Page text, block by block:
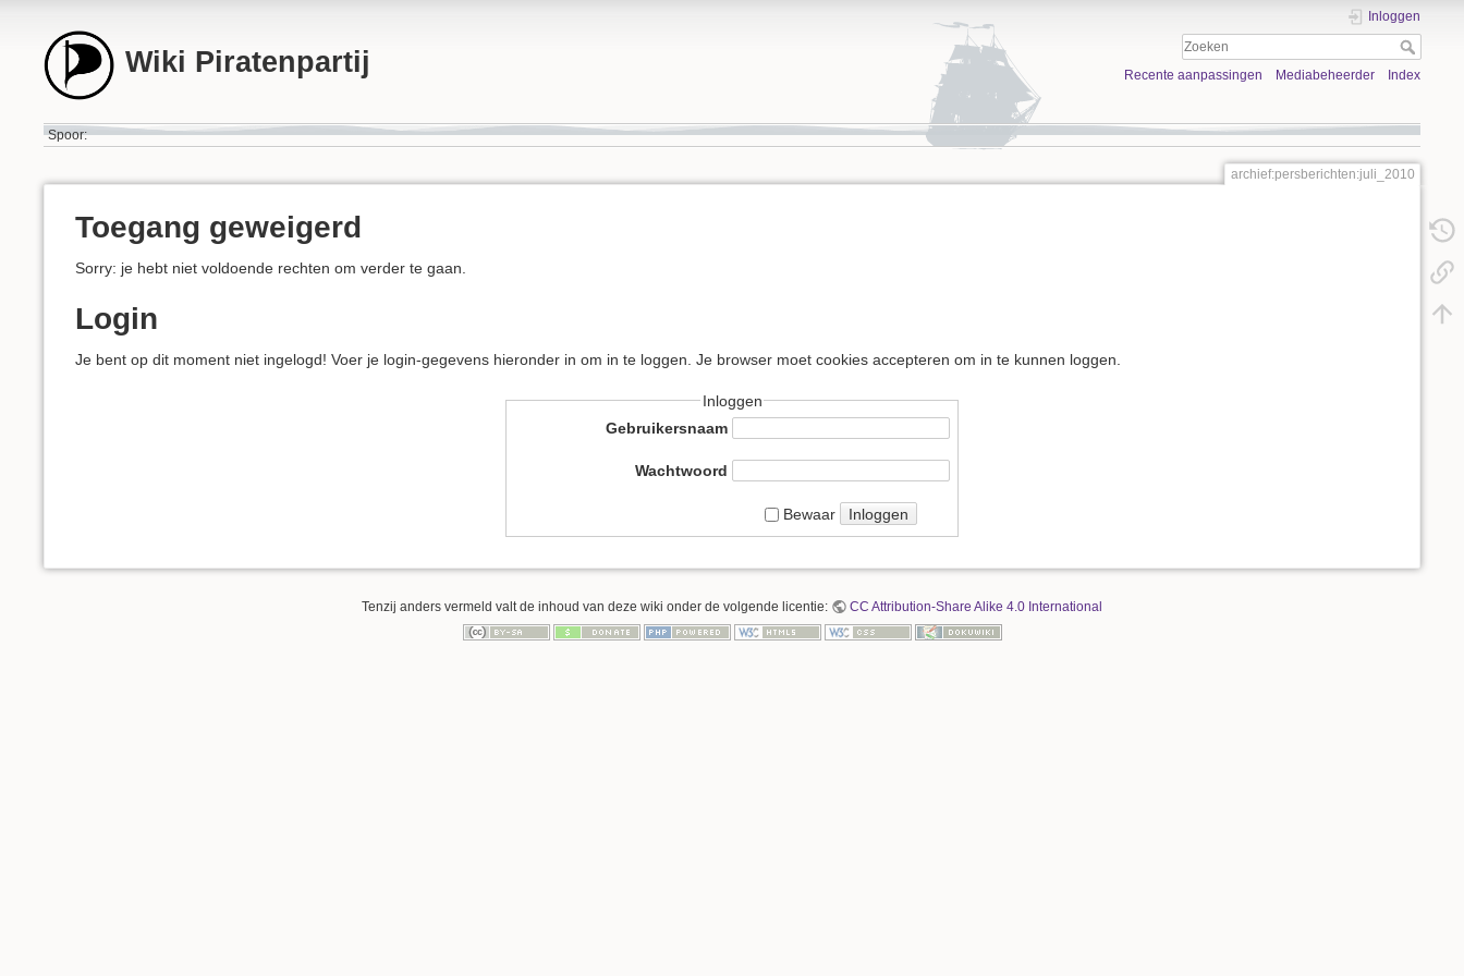
Wiki Piratenpartij
Inloggen
Recente aanpassingen Mediabeheerder Index
Spoor:
archief:persberichten:juli_2010
Toegang geweigerd
Sorry: je hebt niet voldoende rechten om verder te gaan.
Login
Je bent op dit moment niet ingelogd! Voer je login-gegevens hieronder in om in te loggen. Je browser moet cookies accepteren om in te kunnen loggen.
Inloggen
Gebruikersnaam
Wachtwoord
Bewaar Inloggen
Tenzij anders vermeld valt de inhoud van deze wiki onder de volgende licentie: CC Attribution-Share Alike 4.0 International